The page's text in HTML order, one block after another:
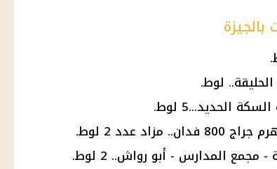
لوط.
الحديد...5 لوط.
عدد 2 لوط.
المدارس - أبو رواش.. 2 لوط.